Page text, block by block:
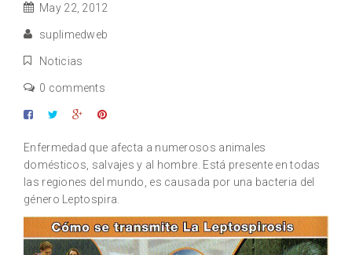
May 22, 2012
suplimedweb
Noticias
0 comments
Enfermedad que afecta a numerosos animales
domésticos, salvajes y al hombre. Está presente en todas
las regiones del mundo, es causada por una bacteria del
género Leptospira.